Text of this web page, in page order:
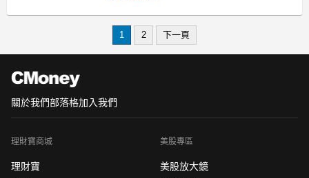
著下滑。根據市場共識數據顯示，
1 2 下一頁
關於我們部落格加入我們
理財寶商城
理財寶
美股專區
美股放大鏡